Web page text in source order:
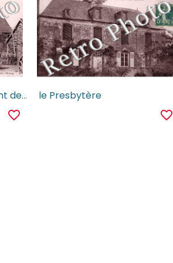
Commanderie du Guéliant de l'ordre des Chevaliers du Temple
favorite_border
le Presbytère
favorite_border